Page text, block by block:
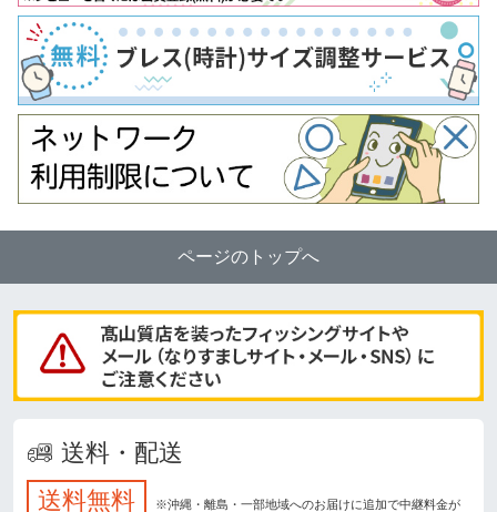
ページのトップへ
送料・配送
送料無料
※沖縄・離島・一部地域へのお届けに追加で中継料金が